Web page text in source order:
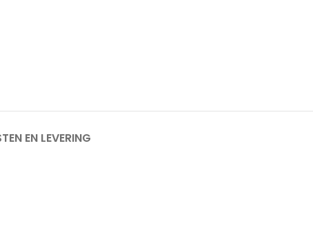
EN LEVERING